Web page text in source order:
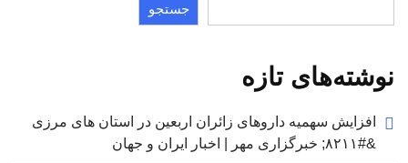
جستجو
نوشته‌های تازه
افزایش سهمیه داروهای زائران اربعین در استان های مرزی
&#۸۲۱۱; خبرگزاری مهر | اخبار ایران و جهان